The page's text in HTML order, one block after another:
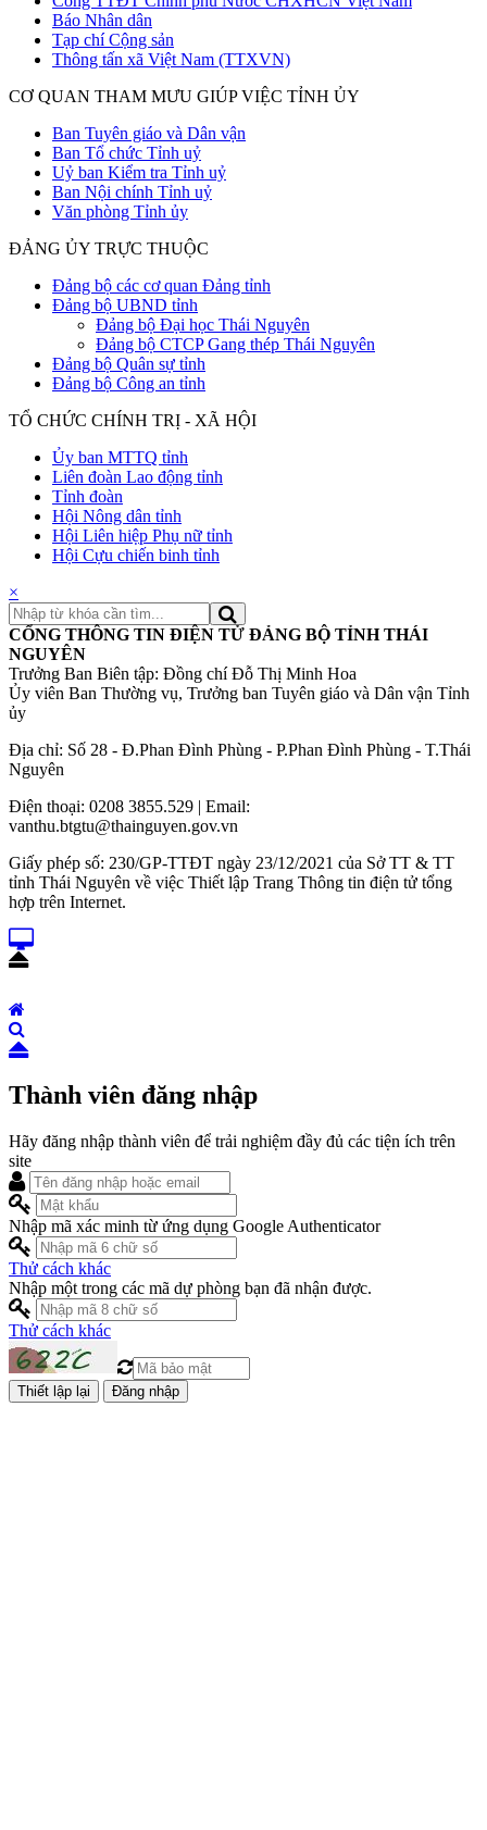
Báo Nhân dân
Tạp chí Cộng sản
Thông tấn xã Việt Nam (TTXVN)
CƠ QUAN THAM MƯU GIÚP VIỆC TỈNH ỦY
Ban Tuyên giáo và Dân vận
Ban Tổ chức Tỉnh uỷ
Uỷ ban Kiểm tra Tỉnh uỷ
Ban Nội chính Tỉnh uỷ
Văn phòng Tỉnh ủy
ĐẢNG ỦY TRỰC THUỘC
Đảng bộ các cơ quan Đảng tỉnh
Đảng bộ UBND tỉnh
Đảng bộ Đại học Thái Nguyên
Đảng bộ CTCP Gang thép Thái Nguyên
Đảng bộ Quân sự tỉnh
Đảng bộ Công an tỉnh
TỔ CHỨC CHÍNH TRỊ - XÃ HỘI
Ủy ban MTTQ tỉnh
Liên đoàn Lao động tỉnh
Tỉnh đoàn
Hội Nông dân tỉnh
Hội Liên hiệp Phụ nữ tỉnh
Hội Cựu chiến binh tỉnh
×
CỔNG THÔNG TIN ĐIỆN TỬ ĐẢNG BỘ TỈNH THÁI
NGUYÊN
Trưởng Ban Biên tập: Đồng chí Đỗ Thị Minh Hoa
Ủy viên Ban Thường vụ, Trưởng ban Tuyên giáo và Dân vận Tỉnh
ủy
Địa chỉ: Số 28 - Đ.Phan Đình Phùng - P.Phan Đình Phùng - T.Thái
Nguyên
Điện thoại: 0208 3855.529 | Email:
vanthu.btgtu@thainguyen.gov.vn
Giấy phép số: 230/GP-TTĐT ngày 23/12/2021 của Sở TT & TT
tỉnh Thái Nguyên về việc Thiết lập Trang Thông tin điện tử tổng
hợp trên Internet.
Thành viên đăng nhập
Hãy đăng nhập thành viên để trải nghiệm đầy đủ các tiện ích trên
site
Nhập mã xác minh từ ứng dụng Google Authenticator
Thử cách khác
Nhập một trong các mã dự phòng bạn đã nhận được.
Thử cách khác
Đăng nhập